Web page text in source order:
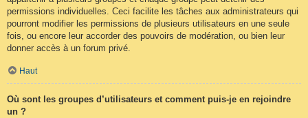
permissions individuelles. Ceci facilite les tâches aux administrateurs qui
pourront modifier les permissions de plusieurs utilisateurs en une seule
fois, ou encore leur accorder des pouvoirs de modération, ou bien leur
donner accès à un forum privé.
Haut
Où sont les groupes d’utilisateurs et comment puis-je en rejoindre
un ?